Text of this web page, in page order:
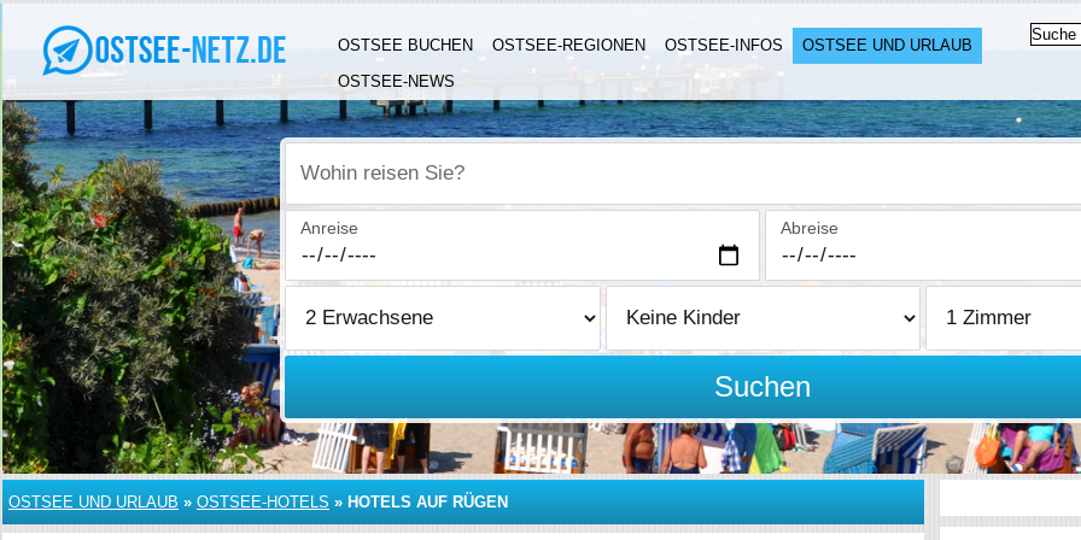
OSTSEE BUCHEN OSTSEE-REGIONEN OSTSEE-INFOS
OSTSEE UND URLAUB
OSTSEE-NEWS
Wohin reisen Sie?
Anreise Abreise
Suchen
OSTSEE UND URLAUB » OSTSEE-HOTELS » HOTELS AUF RÜGEN